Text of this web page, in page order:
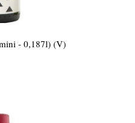
- 0,187l) (V)